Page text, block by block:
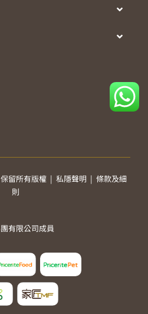
保留所有版權 |私隱聲明 |條款及細
則
有限公司成員